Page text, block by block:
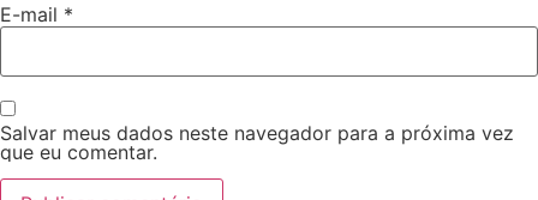
E-mail *
Salvar meus dados neste navegador para a próxima vez
que eu comentar.